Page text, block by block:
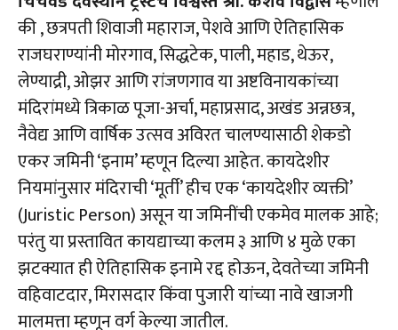
की , छत्रपती शिवाजी महाराज, पेशवे आणि ऐतिहासिक
राजघराण्यांनी मोरगाव, सिद्धटेक, पाली, महाड, थेऊर,
लेण्याद्री, ओझर आणि रांजणगाव या अष्टविनायकांच्या
मंदिरांमध्ये त्रिकाळ पूजा-अर्चा, महाप्रसाद, अखंड अन्नछत्र,
नैवेद्य आणि वार्षिक उत्सव अविरत चालण्यासाठी शेकडो
एकर जमिनी ‘इनाम’ म्हणून दिल्या आहेत. कायदेशीर
नियमांनुसार मंदिराची ‘मूर्ती’ हीच एक ‘कायदेशीर व्यक्ती’
(Juristic Person) असून या जमिनींची एकमेव मालक आहे;
परंतु या प्रस्तावित कायद्याच्या कलम ३ आणि ४ मुळे एका
झटक्यात ही ऐतिहासिक इनामे रद्द होऊन, देवतेच्या जमिनी
वहिवाटदार, मिरासदार किंवा पुजारी यांच्या नावे खाजगी
मालमत्ता म्हणून वर्ग केल्या जातील.